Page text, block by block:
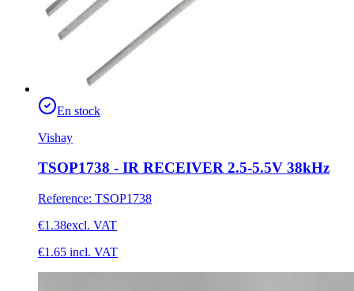
En stock
Vishay
TSOP1738 - IR RECEIVER 2.5-5.5V 38kHz
Reference: TSOP1738
€1.38excl. VAT
€1.65 incl. VAT